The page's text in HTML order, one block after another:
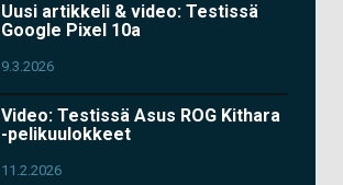
Uusi artikkeli & video: Testissä
Google Pixel 10a
9.3.2026
Video: Testissä Asus ROG Kithara
-pelikuulokkeet
11.2.2026